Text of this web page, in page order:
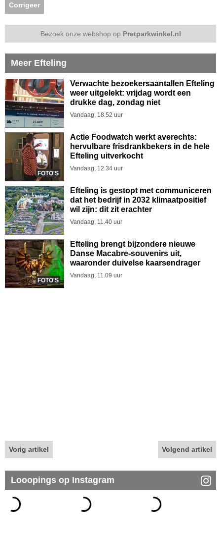
Corrigeer
Bezoek onze webshop op Pretparkwinkel.nl
Meer Efteling
Verwachte bezoekersaantallen Efteling
weer uitgelekt: vrijdag wordt een
drukke dag, zondag niet
Vandaag, 18.52 uur
FOTO'S
Actie Foodwatch werkt averechts:
hervulbare frisdrankbekers in de hele
Efteling uitverkocht
Vandaag, 12.34 uur
Efteling is gestopt met communiceren
dat het bedrijf in 2032 klimaatpositief
wil zijn: dit zit erachter
Vandaag, 11.40 uur
FOTO'S
Efteling brengt bijzondere nieuwe
Danse Macabre-souvenirs uit,
waaronder duivelse kaarsendrager
Vandaag, 11.09 uur
Vorig artikel Volgend artikel
Looopings op Instagram